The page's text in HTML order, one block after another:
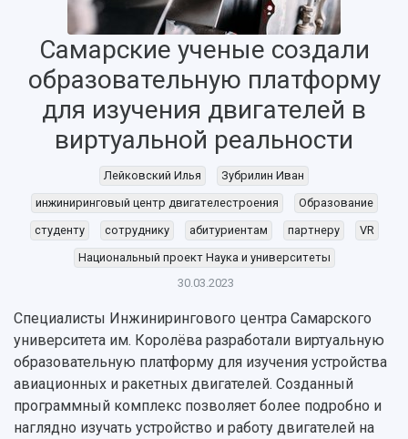
НАЗАД
Об университете
История
Новости
Главные новости
Образование
Почему я выбираю Самарский университет?
Научно-исследовательская деятельность
Основные научные направления
Самарские ученые создали
образовательную платформу
для изучения двигателей в
виртуальной реальности
Лейковский Илья
Зубрилин Иван
инжиниринговый центр двигателестроения
Образование
студенту
сотруднику абитуриентам партнеру
VR
Национальный проект Наука и университеты
30.03.2023
Специалисты Инжинирингового центра Самарского
университета им. Королёва разработали виртуальную
образовательную платформу для изучения устройства
авиационных и ракетных двигателей. Созданный
программный комплекс позволяет более подробно и
наглядно изучать устройство и работу двигателей на